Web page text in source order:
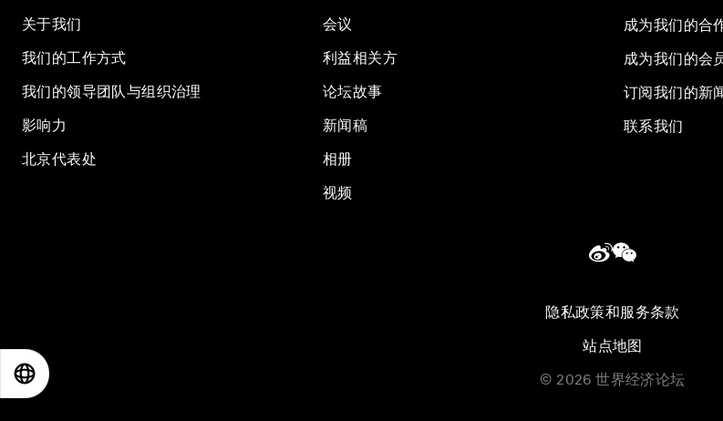
关于我们
我们的工作方式
我们的领导团队与组织治理
影响力
北京代表处
会议
利益相关方
论坛故事
新闻稿
相册
视频
成为我们的合
成为我们的会
订阅我们的新
联系我们
隐私政策和服务条款
站点地图
© 2026 世界经济论坛